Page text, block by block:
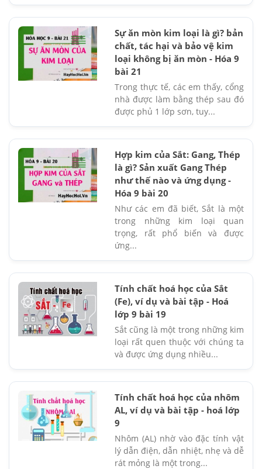
Sự ăn mòn kim loại là gì? bản
chất, tác hại và bảo vệ kim
loại không bị ăn mòn - Hóa 9
bài 21
Trong thực tế, các em thấy, cổng
nhà được làm bằng thép sau đó
được phủ 1 lớp sơn, tuy...
Hợp kim của Sắt: Gang, Thép
là gì? Sản xuất Gang Thép
như thế nào và ứng dụng -
Hóa 9 bài 20
Như các em đã biết, Sắt là một
trong những kim loại quan
trọng, rất phổ biến và được
ứng...
Tính chất hoá học của Sắt
(Fe), ví dụ và bài tập - Hoá
lớp 9 bài 19
Sắt cũng là một trong những kim
loại rất quen thuộc với chúng ta
và được ứng dụng nhiều...
Tính chất hoá học của nhôm
AL, ví dụ và bài tập - hoá lớp
9
Nhôm (AL) nhờ vào đặc tính vật
lý dẫn điện, dẫn nhiệt, nhẹ và dễ
rát mỏng là một trong...